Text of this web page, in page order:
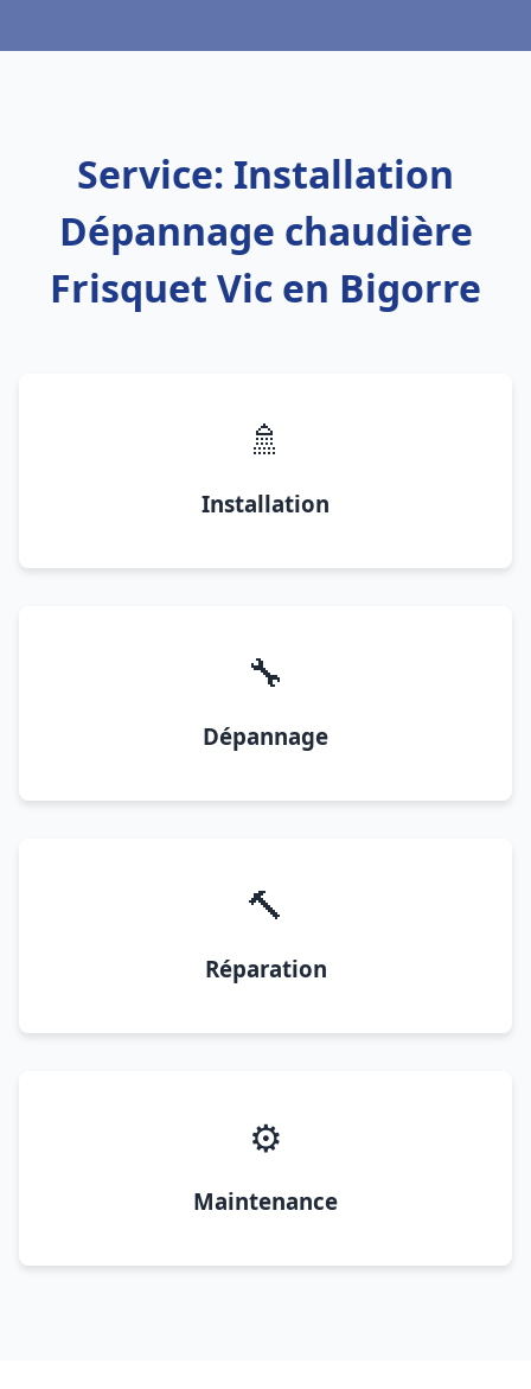
Service: Installation
Dépannage chaudière
Frisquet Vic en Bigorre
🚿
Installation
🔧
Dépannage
🔨
Réparation
⚙️
Maintenance